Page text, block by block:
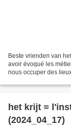
Beste vrienden van
avoir évoqué les
nous occuper des
het krijt =
(2024_04_17)